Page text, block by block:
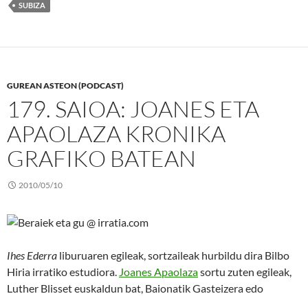
SUBIZA
GUREAN ASTEON (PODCAST)
179. SAIOA: JOANES ETA
APAOLAZA KRONIKA
GRAFIKO BATEAN
2010/05/10
Ihes Ederra liburuaren egileak, sortzaileak hurbildu dira Bilbo
Hiria irratiko estudiora. Joanes Apaolazasortu zuten egileak,
Luther Blisset euskaldun bat, Baionatik Gasteizera edo